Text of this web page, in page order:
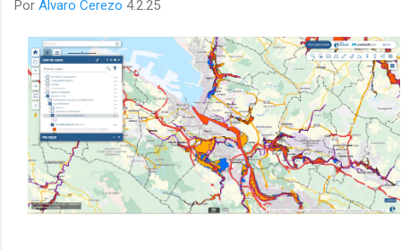
Por Alvaro Cerezo 4.2.25